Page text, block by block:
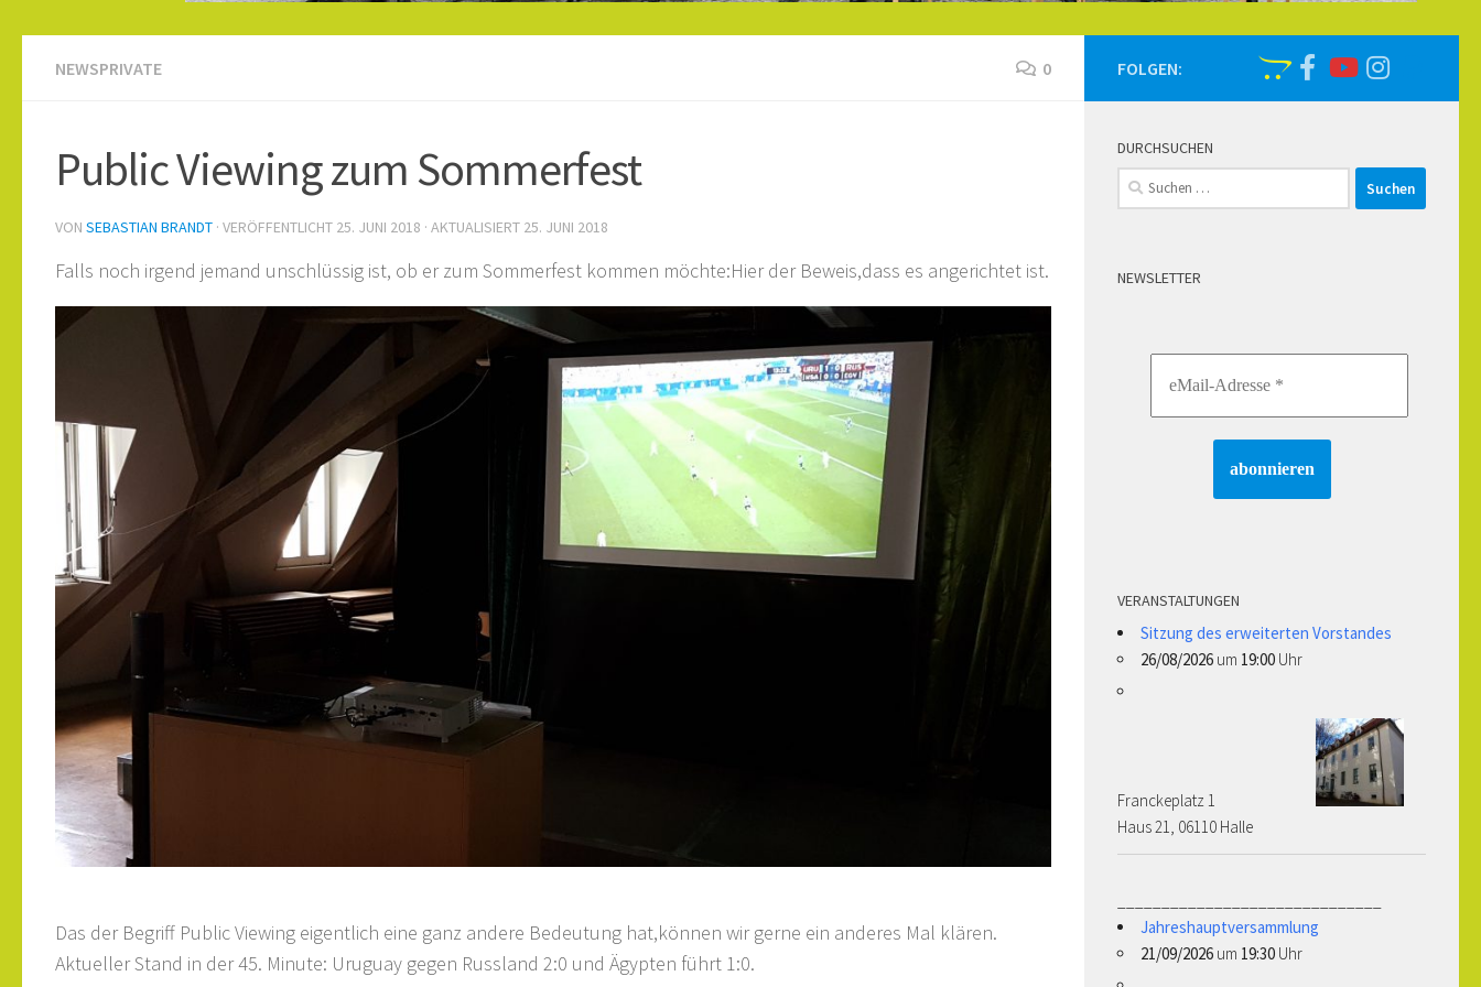
NEWSPRIVATE 0
Public Viewing zum Sommerfest
VON SEBASTIAN BRANDT · VERÖFFENTLICHT 25. JUNI 2018 · AKTUALISIERT 25. JUNI 2018
Falls noch irgend jemand unschlüssig ist, ob er zum Sommerfest kommen möchte:Hier der Beweis,dass es angerichtet ist.
Das der Begriff Public Viewing eigentlich eine ganz andere Bedeutung hat,können wir gerne ein anderes Mal klären.
Aktueller Stand in der 45. Minute: Uruguay gegen Russland 2:0 und Ägypten führt 1:0.
FOLGEN:
DURCHSUCHEN
Suchen
nach:
NEWSLETTER
VERANSTALTUNGEN
Sitzung des erweiterten Vorstandes
26/08/2026 um 19:00 Uhr
Franckeplatz 1 ­­­­
Haus 21, 06110 Halle
Jahreshauptversammlung
21/09/2026 um 19:30 Uhr